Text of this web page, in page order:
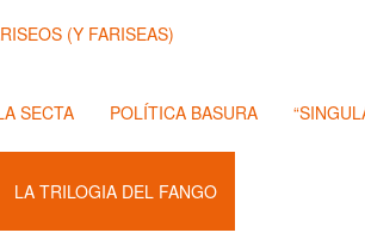
(Y FARISEAS)
SECTA POLÍTICA BASURA
LA TRILOGIA DEL FANGO